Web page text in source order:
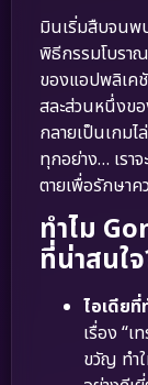
มินเริ่มสืบจนพ
พิธีกรรมโบรา
ของแอปพลิเค
สละส่วนหนึ่งขอ
กลายเป็นเกม
ทุกอย่าง… เรา
ตายเพื่อรักษาค
ทำไม
ที่น่าสนใ
ไอเดีย
เรื่อง “
ขวัญ ทำ